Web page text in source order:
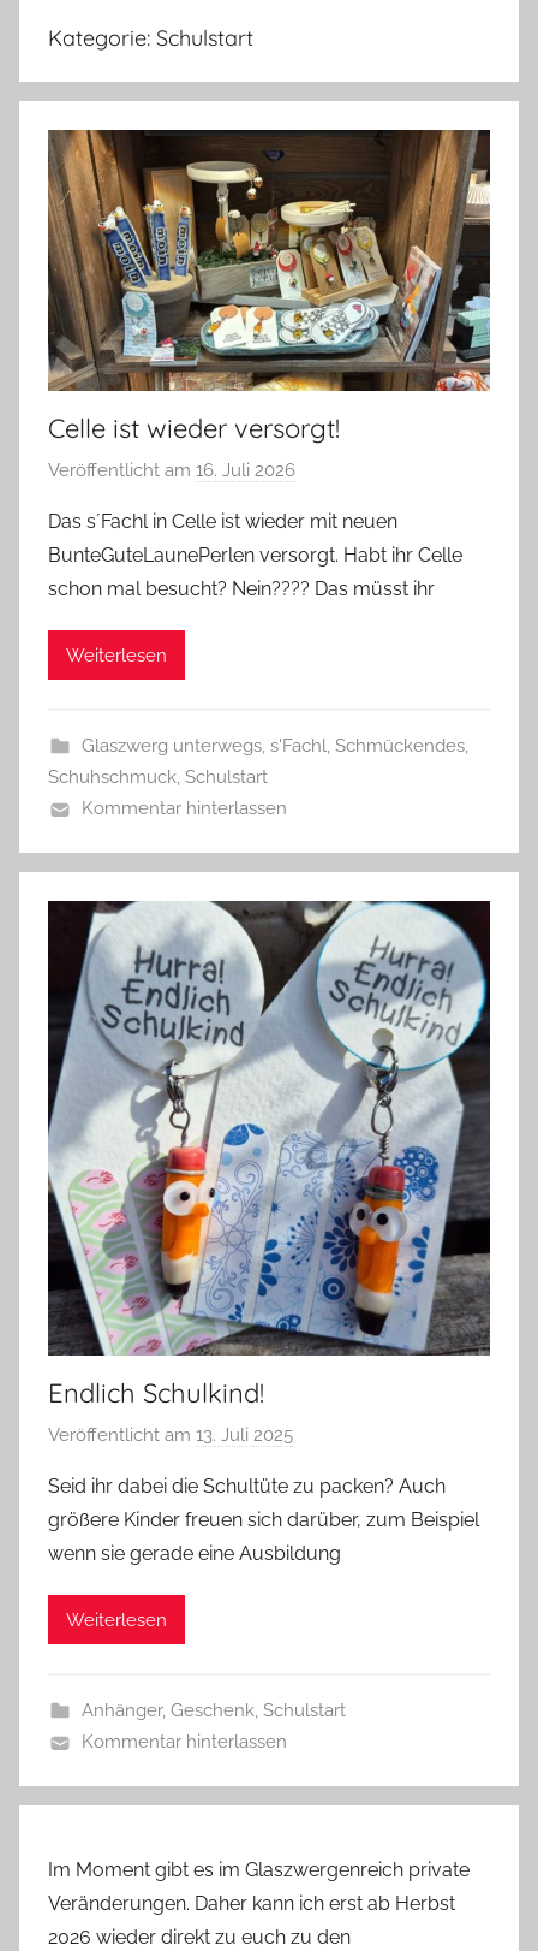
Kategorie: Schulstart
Celle ist wieder versorgt!
Veröffentlicht am 16. Juli 2026
n
G
l
e
Das s´Fachl in Celle ist wieder mit neuen
BunteGuteLaunePerlen versorgt. Habt ihr Celle
schon mal besucht? Nein???? Das müsst ihr
Weiterlesen
Glaszwerg unterwegs, s'Fachl, Schmückendes,
Schuhschmuck, Schulstart
Kommentar hinterlassen
Endlich Schulkind!
Veröffentlicht am 13. Juli 2025
n
G
l
e
Seid ihr dabei die Schultüte zu packen? Auch
größere Kinder freuen sich darüber, zum Beispiel
wenn sie gerade eine Ausbildung
Weiterlesen
Anhänger, Geschenk, Schulstart
Kommentar hinterlassen
Im Moment gibt es im Glaszwergenreich private
Veränderungen. Daher kann ich erst ab Herbst
2026 wieder direkt zu euch zu den